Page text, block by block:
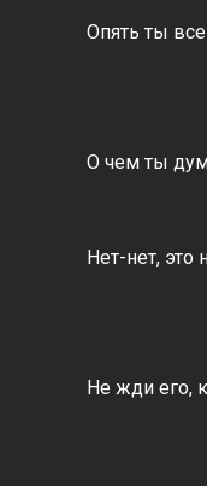
Опять ты
О чем ты
Нет-нет, это
Не жди его,